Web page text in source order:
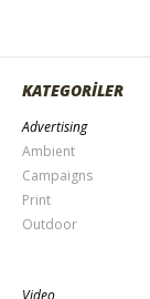
KATEGORİLER
Advertising
Ambient
Campaigns
Print
Outdoor
Video